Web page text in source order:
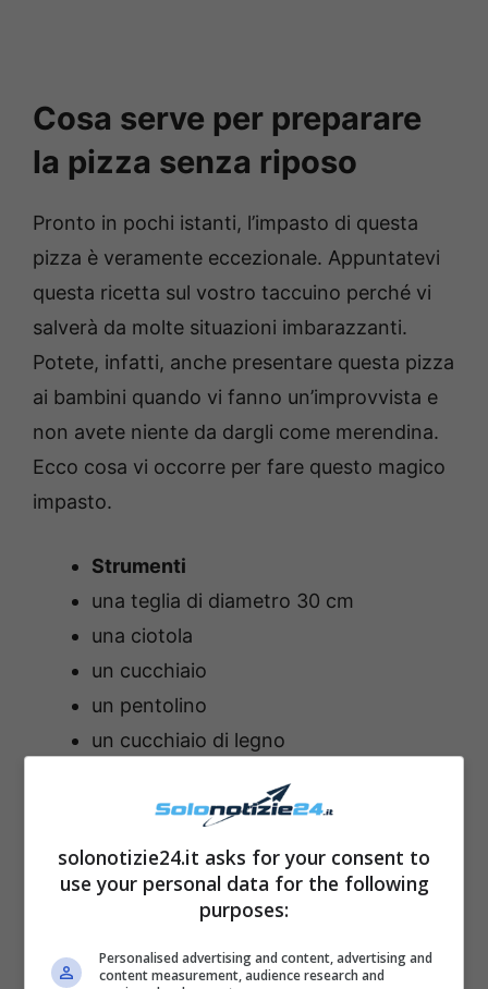
Cosa serve per preparare
la pizza senza riposo
Pronto in pochi istanti, l’impasto di questa
pizza è veramente eccezionale. Appuntatevi
questa ricetta sul vostro taccuino perché vi
salverà da molte situazioni imbarazzanti.
Potete, infatti, anche presentare questa pizza
ai bambini quando vi fanno un’improvvista e
non avete niente da dargli come merendina.
Ecco cosa vi occorre per fare questo magico
impasto.
Strumenti
una teglia di diametro 30 cm
una ciotola
un cucchiaio
un pentolino
un cucchiaio di legno
solonotizie24.it asks for your consent to
use your personal data for the following
purposes:
Personalised advertising and content, advertising and
content measurement, audience research and